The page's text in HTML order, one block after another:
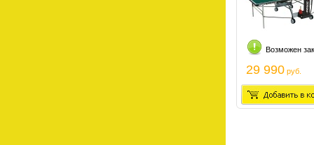
Возможен
29 990 руб.